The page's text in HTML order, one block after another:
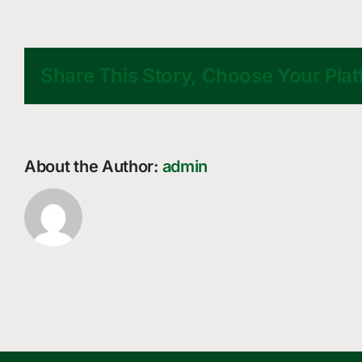
Roland
Share This Story, Choose Your
About the Author: admin